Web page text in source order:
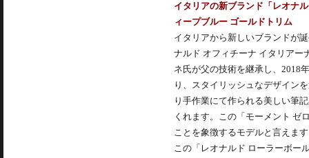
イタリアの新ブランド「レオナ
ィープブルー ゴールドトリム
イタリアから新しいブランドが
ナルド オフィチーナ イタリアー
ネ氏が父の技術を継承し、2018
り、スタイリッシュなデザイン
り手作業にて作られる美しい筆
くれます。この「モーメント ゼ
ことを象徴するモデルと言えま
この「レオナルド ローラーボー